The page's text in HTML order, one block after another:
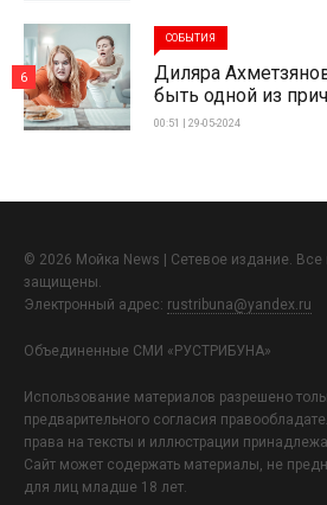
СОБЫТИЯ
Диляра
быть одной из
00:51 | 29-05-2024
6
© 2026 Мойка News | Сетевое издание. Все
защищены.
Электронный адрес: rustribuna@yandex.ru
Объединенные СМИ «РУСТРИБУНА»
Использование материалов разрешено
предварительного согласия
права на тексты и иллюстрации
Сайт может содержать материалы, не
для лиц младше 18 лет.